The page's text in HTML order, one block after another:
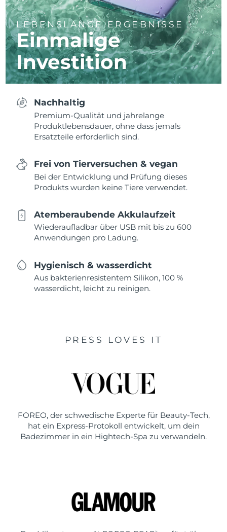
LEBENSLANGE ERGEBNISSE
Einmalige
Investition
Nachhaltig
Premium-Qualität und jahrelange
Produktlebensdauer, ohne dass jemals
Ersatzteile erforderlich sind.
Frei von Tierversuchen & vegan
Bei der Entwicklung und Prüfung dieses
Produkts wurden keine Tiere verwendet.
Atemberaubende Akkulaufzeit
Wiederaufladbar über USB mit bis zu 600
Anwendungen pro Ladung.
Hygienisch & wasserdicht
Aus bakterienresistentem Silikon, 100 %
wasserdicht, leicht zu reinigen.
PRESS LOVES IT
FOREO, der schwedische Experte für Beauty-Tech,
hat ein Express-Protokoll entwickelt, um dein
Badezimmer in ein Hightech-Spa zu verwandeln.